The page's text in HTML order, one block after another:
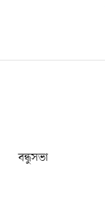
বন্ধুসভা